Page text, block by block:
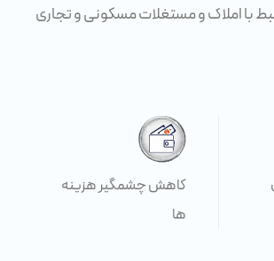
با املاک و مستغلات مسکونی و تجاری
کاهش چشمگیر هزینه
ها